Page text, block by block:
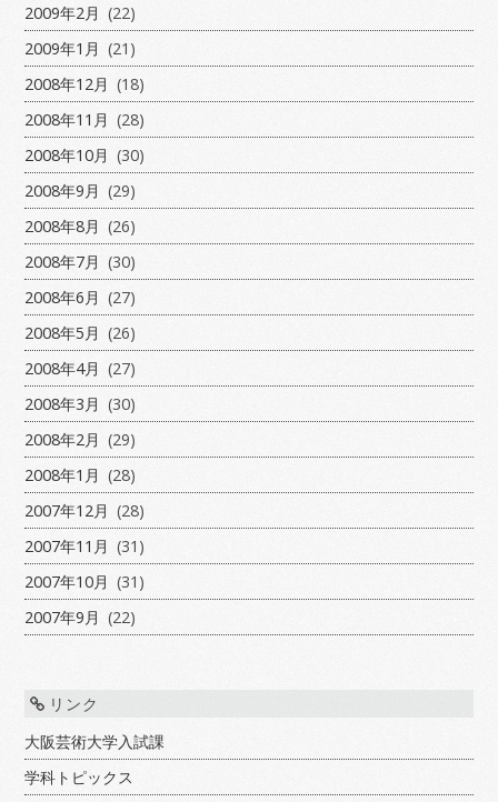
2009年2月 (22)
2009年1月 (21)
2008年12月 (18)
2008年11月 (28)
2008年10月 (30)
2008年9月 (29)
2008年8月 (26)
2008年7月 (30)
2008年6月 (27)
2008年5月 (26)
2008年4月 (27)
2008年3月 (30)
2008年2月 (29)
2008年1月 (28)
2007年12月 (28)
2007年11月 (31)
2007年10月 (31)
2007年9月 (22)
リンク
大阪芸術大学入試課
学科トピックス